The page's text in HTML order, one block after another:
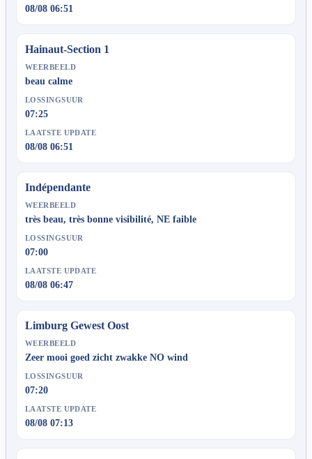
08/08 06:51
Hainaut-Section 1
WEERBEELD
beau calme
LOSSINGSUUR
07:25
LAATSTE UPDATE
08/08 06:51
Indépendante
WEERBEELD
très beau, très bonne visibilité, NE faible
LOSSINGSUUR
07:00
LAATSTE UPDATE
08/08 06:47
Limburg Gewest Oost
WEERBEELD
Zeer mooi goed zicht zwakke NO wind
LOSSINGSUUR
07:20
LAATSTE UPDATE
08/08 07:13